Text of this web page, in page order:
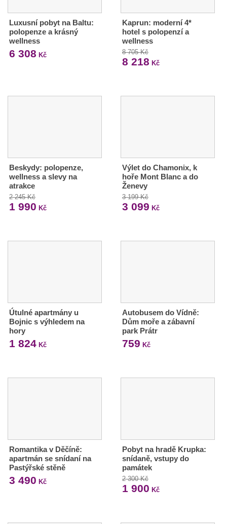
Luxusní pobyt na Baltu:
polopenze a krásný
wellness
6 308 Kč
Kaprun: moderní 4*
hotel s polopenzí a
wellness
8 705 Kč
8 218 Kč
Beskydy: polopenze,
wellness a slevy na
atrakce
2 245 Kč
1 990 Kč
Výlet do Chamonix, k
hoře Mont Blanc a do
Ženevy
3 199 Kč
3 099 Kč
Útulné apartmány u
Bojnic s výhledem na
hory
1 824 Kč
Autobusem do Vídně:
Dům moře a zábavní
park Prátr
759 Kč
Romantika v Děčíně:
apartmán se snídaní na
Pastýřské stěně
3 490 Kč
Pobyt na hradě Krupka:
snídaně, vstupy do
památek
2 300 Kč
1 900 Kč